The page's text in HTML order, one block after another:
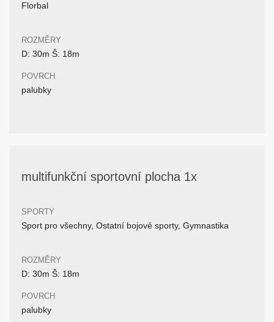
Florbal
ROZMĚRY
D: 30m Š: 18m
POVRCH
palubky
multifunkční sportovní plocha 1x
SPORTY
Sport pro všechny, Ostatní bojové sporty, Gymnastika
ROZMĚRY
D: 30m Š: 18m
POVRCH
palubky